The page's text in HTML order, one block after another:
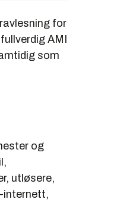
for
AMI
som
og
utløsere,
internett,